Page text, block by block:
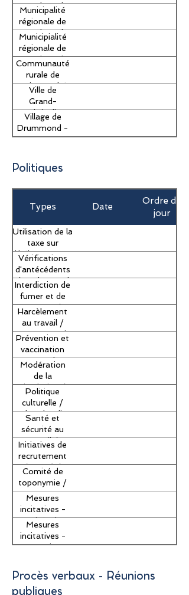
Grand-Sault
2025
Municipalité
régionale de
Grand-Sault
2024
Municipialité
régionale de
Grand-Sault
2023
Communauté
rurale de
Saint-André
2022
Ville de
Grand-
Sault/Falls -
2022
Village de
Drummond -
2022
Politiques
Types Date
Ordre du
jour
Utilisation de la
taxe sur
l'hébergement
touristique /
Use of Tourism
Accommodation
Vérifications
d'antécédents
/ Background
Interdiction de
fumer et de
vapoter /
Smoking and
Vaping Ban
Harcèlement
au travail /
Harassment in
the workplace
Prévention et
vaccination
contre le
tétanos /
Tetamis
prévention
and
vaccination
Modération
de la
circulation /
Traffic
Calming
Politique
culturelle /
Cultural Policy
Santé et
sécurité au
travail /
Safety
Initiatives de
recrutement
(FPGS) /
Recruitment
Initiatives
(GFPF)
Comité de
toponymie /
Toponymy
Committee
Mesures
incitatives -
Unités de
logement /
Incentive
Mesures
incitatives -
Entreprises
et industrielles
/ Incentive
measures -
Procès verbaux - Réunions
publiques